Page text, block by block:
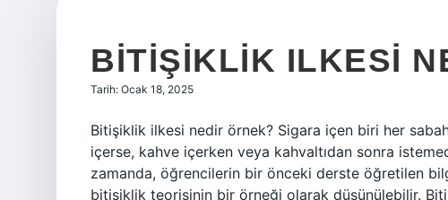
BITIŞIKLIK ILKESI
Tarih: Ocak 18, 2025
Bitişiklik ilkesi nedir örnek? Sigara içen biri her
içerse, kahve içerken veya kahvaltıdan sonra
zamanda, öğrencilerin bir önceki derste öğretilen
bitişiklik teorisinin bir örneği olarak düşünülebilir.